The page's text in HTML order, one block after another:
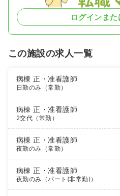
ログインま
この施設の求人一覧
病棟正・准看護師
日勤のみ（常勤）
病棟正・准看護師
2交代（常勤）
病棟正・准看護師
夜勤のみ（常勤）
病棟正・准看護師
夜勤のみ（パート(非常勤)）